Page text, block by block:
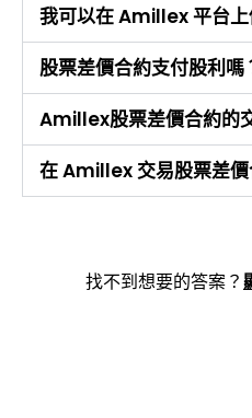
我可以在 Amillex 平台上
股票差價合約支付股利嗎
Amillex股票差價合約的
在 Amillex 交易股票差價
找不到想要的答案？